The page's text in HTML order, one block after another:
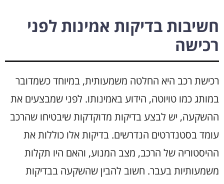
חשיבות בדיקות אמינות לפני
רכישה
רכישת רכב היא החלטה משמעותית, במיוחד כשמדובר
במותג כמו טויוטה, הידוע באמינותו. לפני שמבצעים את
ההשקעה, יש לבצע בדיקות מדוקדקות שיבטיחו שהרכב
עומד בסטנדרטים הנדרשים. בדיקות אלו כוללות את
ההיסטוריה של הרכב, מצב המנוע, והאם היו תקלות
משמעותיות בעבר. חשוב להבין שהשקעה בבדיקות